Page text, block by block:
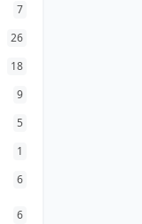
7
26
18
9
5
1
6
6